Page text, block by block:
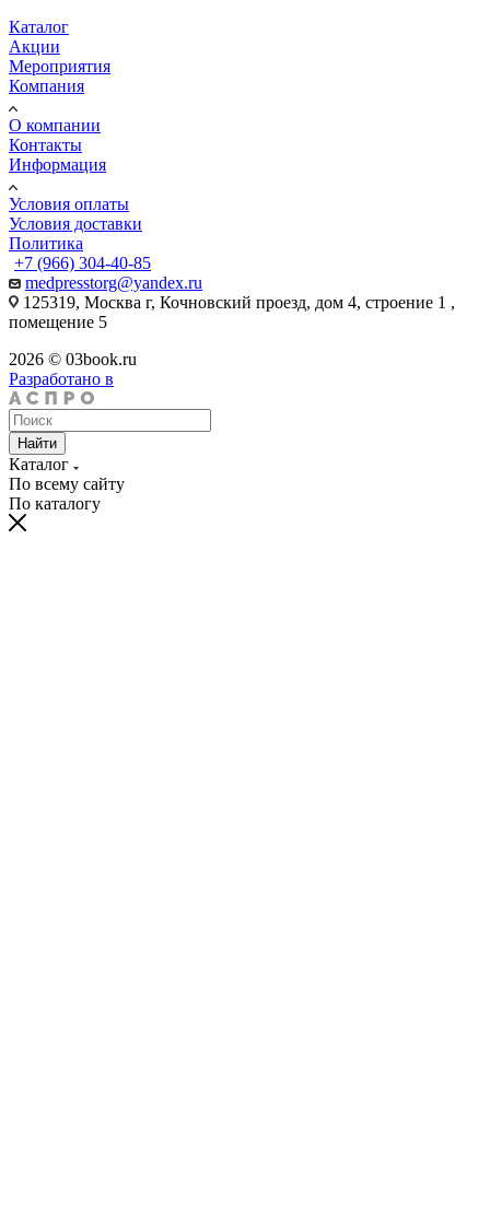
Каталог
Акции
Мероприятия
Компания
О компании
Контакты
Информация
Условия оплаты
Условия доставки
Политика
+7 (966) 304-40-85
medpresstorg@yandex.ru
125319, Москва г, Кочновский проезд, дом 4, строение 1 ,
помещение 5
2026 © 03book.ru
Разработано в
Найти
Каталог
По всему сайту
По каталогу